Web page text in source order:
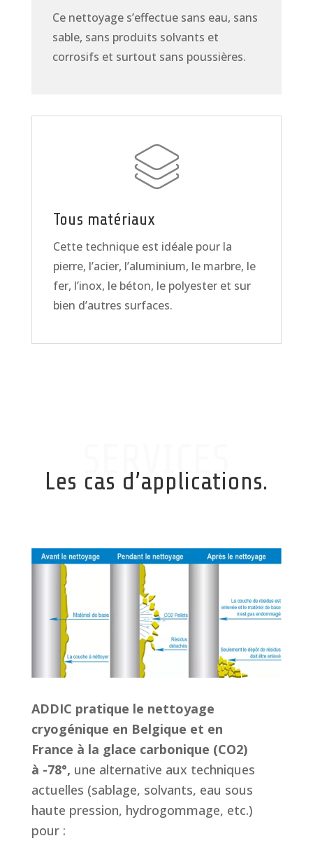
Ce nettoyage s’effectue sans eau, sans
sable, sans produits solvants et
corrosifs et surtout sans poussières.
Tous matériaux
Cette technique est idéale pour la
pierre, l’acier, l’aluminium, le marbre, le
fer, l’inox, le béton, le polyester et sur
bien d’autres surfaces.
SERVICES
Les cas d’applications.
ADDIC pratique le nettoyage
cryogénique en Belgique et en
France à la glace carbonique (CO2)
à -78°, une alternative aux techniques
actuelles (sablage, solvants, eau sous
haute pression, hydrogommage, etc.)
pour :